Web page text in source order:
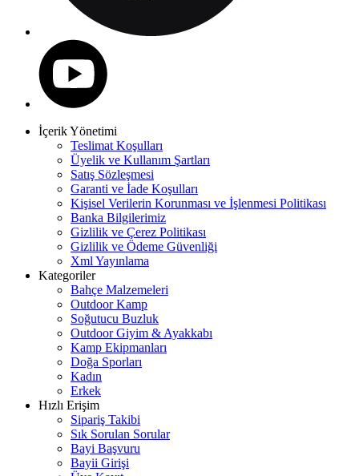
İçerik Yönetimi
Teslimat Koşulları
Üyelik ve Kullanım Şartları
Satış Sözleşmesi
Garanti ve İade Koşulları
Kişisel Verilerin Korunması ve İşlenmesi Politikası
Banka Bilgilerimiz
Gizlilik ve Çerez Politikası
Gizlilik ve Ödeme Güvenliği
Xml Yayınlama
Kategoriler
Bahçe Malzemeleri
Outdoor Kamp
Soğutucu Buzluk
Outdoor Giyim & Ayakkabı
Kamp Ekipmanları
Doğa Sporları
Kadın
Erkek
Hızlı Erişim
Sipariş Takibi
Sık Sorulan Sorular
Bayi Başvuru
Bayii Girişi